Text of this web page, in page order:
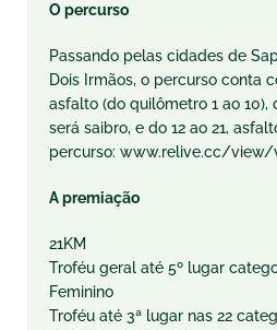
O percurso
Passando pelas cidades de
Dois Irmãos, o percurso conta
asfalto (do quilômetro 1 ao 10),
será saibro, e do 12 ao 21,
percurso: www.relive.cc/view/
A premiação
21KM
Troféu geral até 5º lugar
Feminino
Troféu até 3ª lugar nas 22